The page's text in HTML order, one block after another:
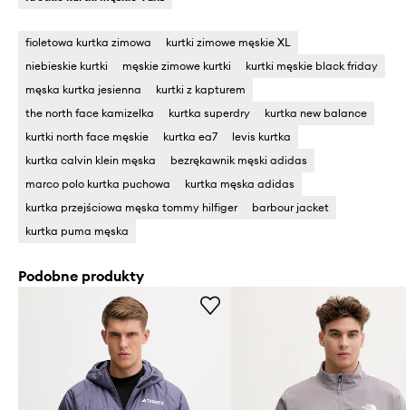
fioletowa kurtka zimowa
kurtki zimowe męskie XL
niebieskie kurtki
męskie zimowe kurtki
kurtki męskie black friday
męska kurtka jesienna
kurtki z kapturem
the north face kamizelka
kurtka superdry
kurtka new balance
kurtki north face męskie
kurtka ea7
levis kurtka
kurtka calvin klein męska
bezrękawnik męski adidas
marco polo kurtka puchowa
kurtka męska adidas
kurtka przejściowa męska tommy hilfiger
barbour jacket
kurtka puma męska
Podobne produkty